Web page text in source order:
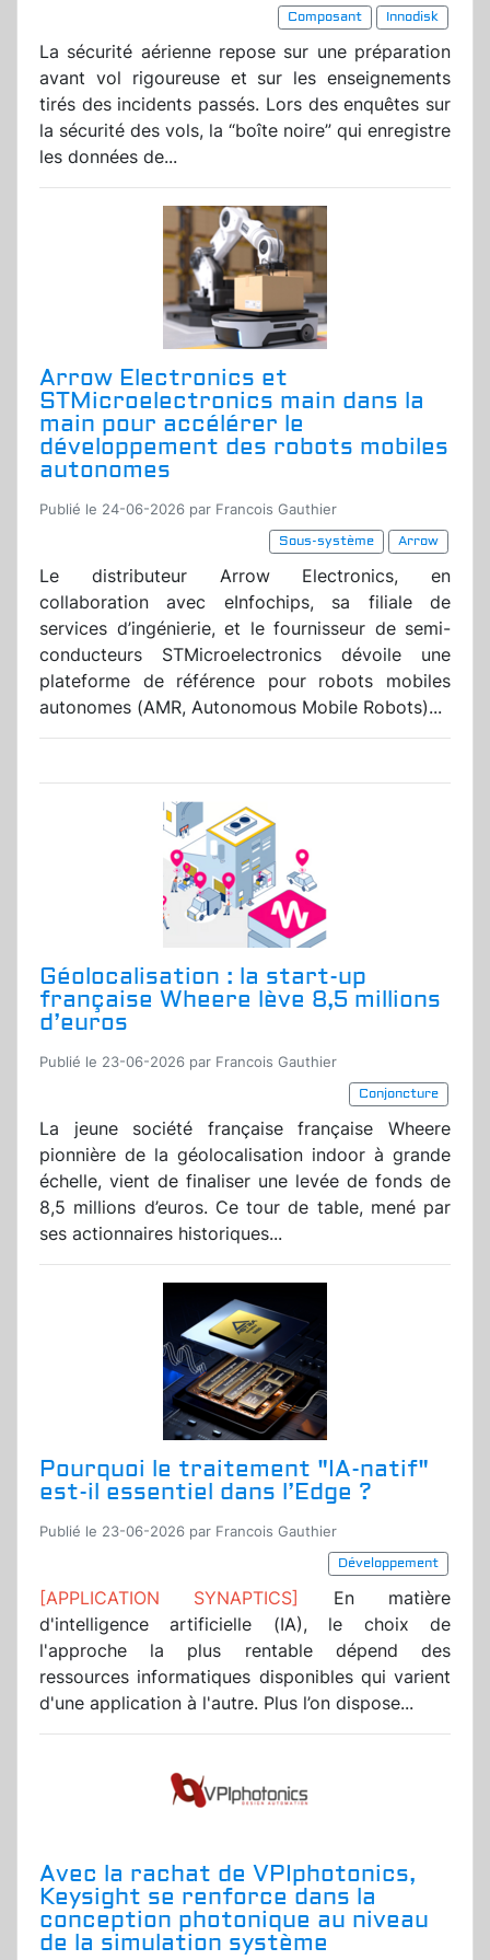
Composant Innodisk
La sécurité aérienne repose sur une préparation
avant vol rigoureuse et sur les enseignements
tirés des incidents passés. Lors des enquêtes sur
la sécurité des vols, la “boîte noire” qui enregistre
les données de...
Arrow Electronics et
STMicroelectronics main dans la
main pour accélérer le
développement des robots mobiles
autonomes
Publié le 24-06-2026 par Francois Gauthier
Sous-système
Arrow
Le distributeur Arrow Electronics, en
collaboration avec eInfochips, sa filiale de
services d’ingénierie, et le fournisseur de semi-
conducteurs STMicroelectronics dévoile une
plateforme de référence pour robots mobiles
autonomes (AMR, Autonomous Mobile Robots)...
Géolocalisation : la start-up
française Wheere lève 8,5 millions
d’euros
Publié le 23-06-2026 par Francois Gauthier
Conjoncture
La jeune société française française Wheere
pionnière de la géolocalisation indoor à grande
échelle, vient de finaliser une levée de fonds de
8,5 millions d’euros. Ce tour de table, mené par
ses actionnaires historiques...
Pourquoi le traitement "IA-natif"
est-il essentiel dans l’Edge ?
Publié le 23-06-2026 par Francois Gauthier
Développement
[APPLICATION SYNAPTICS] En matière
d'intelligence artificielle (IA), le choix de
l'approche la plus rentable dépend des
ressources informatiques disponibles qui varient
d'une application à l'autre. Plus l’on dispose...
Avec la rachat de VPIphotonics,
Keysight se renforce dans la
conception photonique au niveau
de la simulation système